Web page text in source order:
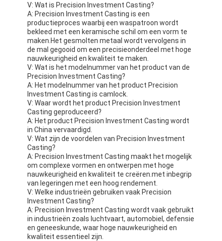
V: Wat is Precision Investment Casting?
A: Precision Investment Casting is een
productieproces waarbij een waspatroon wordt
bekleed met een keramische schil om een vorm te
maken.Het gesmolten metaal wordt vervolgens in
de mal gegooid om een precisieonderdeel met hoge
nauwkeurigheid en kwaliteit te maken.
V: Wat is het modelnummer van het product van de
Precision Investment Casting?
A: Het modelnummer van het product Precision
Investment Casting is camlock.
V: Waar wordt het product Precision Investment
Casting geproduceerd?
A: Het product Precision Investment Casting wordt
in China vervaardigd.
V: Wat zijn de voordelen van Precision Investment
Casting?
A: Precision Investment Casting maakt het mogelijk
om complexe vormen en ontwerpen met hoge
nauwkeurigheid en kwaliteit te creëren.met inbegrip
van legeringen met een hoog rendement.
V: Welke industrieën gebruiken vaak Precision
Investment Casting?
A: Precision Investment Casting wordt vaak gebruikt
in industrieën zoals luchtvaart, automobiel, defensie
en geneeskunde, waar hoge nauwkeurigheid en
kwaliteit essentieel zijn.